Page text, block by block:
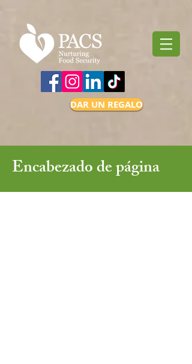
DAR UN REGALO
Encabezado de página